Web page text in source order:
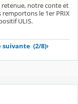
retenue, notre conte et
le 1er PRIX
ULIS.
suivante (2/8)›